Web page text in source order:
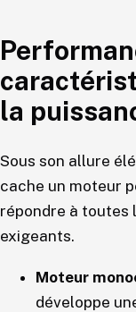
la
Sous son allure
cache un moteur
répondre à toutes
exigeants.
Moteur
développe